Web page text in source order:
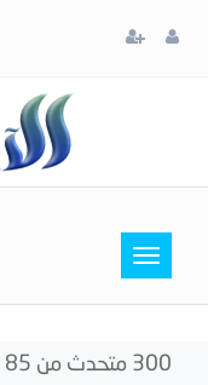
Toggle
navigation